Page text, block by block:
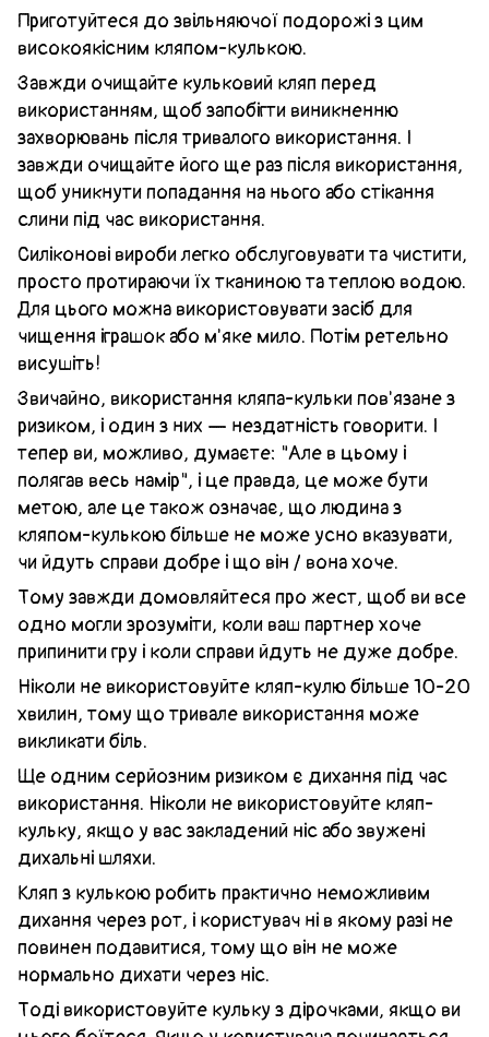
Приготуйтеся до звільняючої подорожі з цим
високоякісним кляпом-кулькою.
Завжди очищайте кульковий кляп перед
використанням, щоб запобігти виникненню
захворювань після тривалого використання. І
завжди очищайте його ще раз після використання,
щоб уникнути попадання на нього або стікання
слини під час використання.
Силіконові вироби легко обслуговувати та чистити,
просто протираючи їх тканиною та теплою водою.
Для цього можна використовувати засіб для
чищення іграшок або м'яке мило. Потім ретельно
висушіть!
Звичайно, використання кляпа-кульки пов'язане з
ризиком, і один з них — нездатність говорити. І
тепер ви, можливо, думаєте: "Але в цьому і
полягав весь намір", і це правда, це може бути
метою, але це також означає, що людина з
кляпом-кулькою більше не може усно вказувати,
чи йдуть справи добре і що він / вона хоче.
Тому завжди домовляйтеся про жест, щоб ви все
одно могли зрозуміти, коли ваш партнер хоче
припинити гру і коли справи йдуть не дуже добре.
Ніколи не використовуйте кляп-кулю більше 10-20
хвилин, тому що тривале використання може
викликати біль.
Ще одним серйозним ризиком є ​​дихання під час
використання. Ніколи не використовуйте кляп-
кульку, якщо у вас закладений ніс або звужені
дихальні шляхи.
Кляп з кулькою робить практично неможливим
дихання через рот, і користувач ні в якому разі не
повинен подавитися, тому що він не може
нормально дихати через ніс.
Тоді використовуйте кульку з дірочками, якщо ви